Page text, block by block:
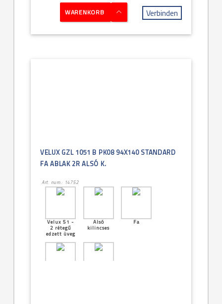
WARENKORB Verbinden
VELUX GZL 1051 B PK08 94X140 STANDARD
FA ABLAK 2R ALSÓ K.
Art. num.: 14752
Velux 51 -
2 rétegű
edzett üveg
Alsó
kilincses
Fa